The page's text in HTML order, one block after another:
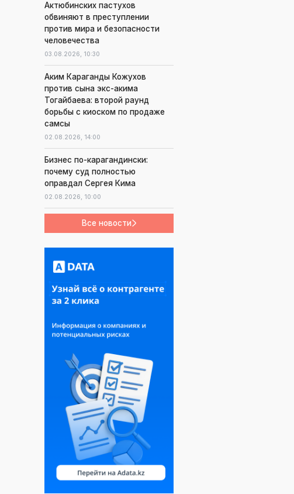
Актюбинских пастухов
обвиняют в преступлении
против мира и безопасности
человечества
03.08.2026, 10:30
Аким Караганды Кожухов
против сына экс-акима
Тогайбаева: второй раунд
борьбы с киоском по продаже
самсы
02.08.2026, 14:00
Бизнес по-карагандински:
почему суд полностью
оправдал Сергея Кима
02.08.2026, 10:00
Все новости